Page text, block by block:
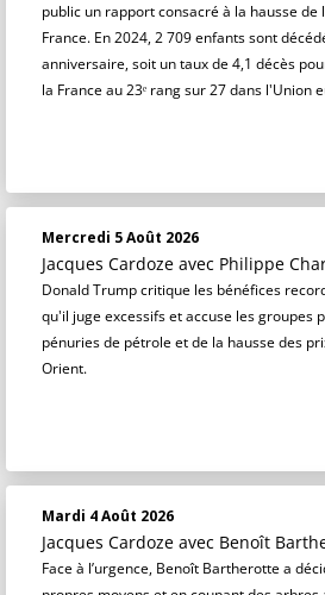
public un rapport consacré à la hausse
France. En 2024, 2 709 enfants sont
anniversaire, soit un taux de 4,1 décès
la France au 23ᵉ rang sur 27 dans l'Union
Mercredi 5 Août 2026
Jacques Cardoze avec Philippe
Donald Trump critique les bénéfices
qu'il juge excessifs et accuse les groupes
pénuries de pétrole et de la hausse des
Orient.
Mardi 4 Août 2026
Jacques Cardoze avec Benoît
Face à l’urgence, Benoît Bartherotte a